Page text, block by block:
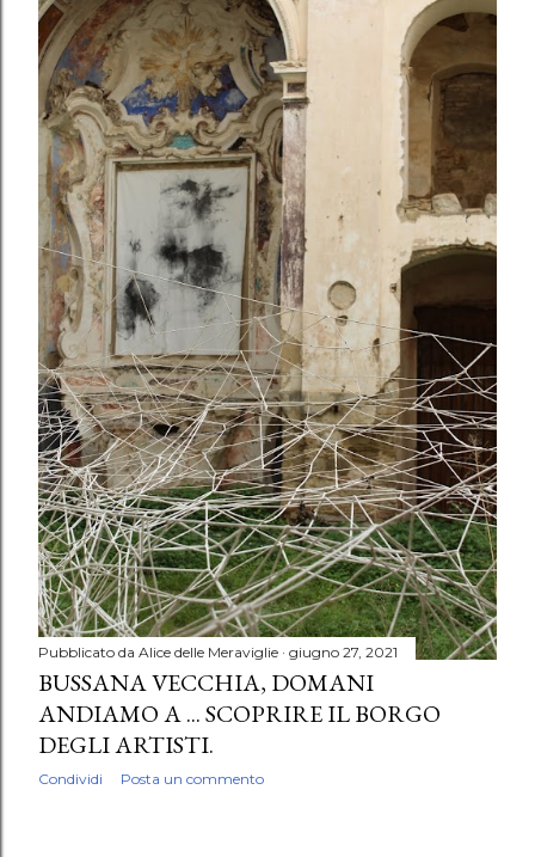
Pubblicato da Alice delle Meraviglie giugno 27, 2021
BUSSANA VECCHIA, DOMANI
ANDIAMO A ... SCOPRIRE IL BORGO
DEGLI ARTISTI.
Condividi Posta un commento